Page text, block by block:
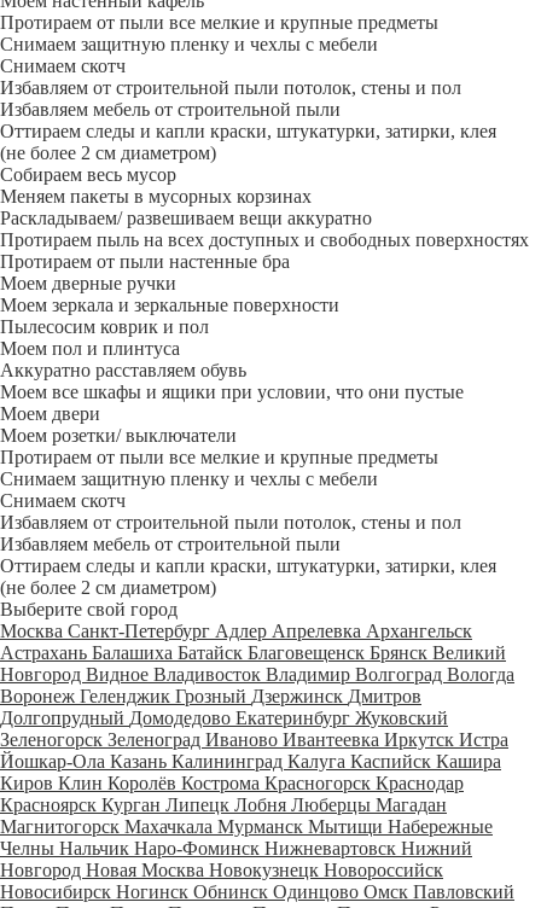
Протираем от пыли все мелкие и крупные предметы
Снимаем защитную пленку и чехлы с мебели
Снимаем скотч
Избавляем от строительной пыли потолок, стены и пол
Избавляем мебель от строительной пыли
Оттираем следы и капли краски, штукатурки, затирки, клея
(не более 2 см диаметром)
Собираем весь мусор
Меняем пакеты в мусорных корзинах
Раскладываем/ развешиваем вещи аккуратно
Протираем пыль на всех доступных и свободных поверхностях
Протираем от пыли настенные бра
Моем дверные ручки
Моем зеркала и зеркальные поверхности
Пылесосим коврик и пол
Моем пол и плинтуса
Аккуратно расставляем обувь
Моем все шкафы и ящики при условии, что они пустые
Моем двери
Моем розетки/ выключатели
Протираем от пыли все мелкие и крупные предметы
Снимаем защитную пленку и чехлы с мебели
Снимаем скотч
Избавляем от строительной пыли потолок, стены и пол
Избавляем мебель от строительной пыли
Оттираем следы и капли краски, штукатурки, затирки, клея
(не более 2 см диаметром)
Выберите свой город
Москва Санкт-Петербург Адлер Апрелевка Архангельск
Астрахань Балашиха Батайск Благовещенск Брянск Великий
Новгород Видное Владивосток Владимир Волгоград Вологда
Воронеж Геленджик Грозный Дзержинск Дмитров
Долгопрудный Домодедово Екатеринбург Жуковский
Зеленогорск Зеленоград Иваново Ивантеевка Иркутск Истра
Йошкар-Ола Казань Калининград Калуга Каспийск Кашира
Киров Клин Королёв Кострома Красногорск Краснодар
Красноярск Курган Липецк Лобня Люберцы Магадан
Магнитогорск Махачкала Мурманск Мытищи Набережные
Челны Нальчик Наро-Фоминск Нижневартовск Нижний
Новгород Новая Москва Новокузнецк Новороссийск
Новосибирск Ногинск Обнинск Одинцово Омск Павловский